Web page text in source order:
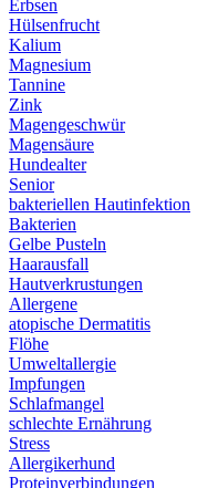
Erbsen
Hülsenfrucht
Kalium
Magnesium
Tannine
Zink
Magengeschwür
Magensäure
Hundealter
Senior
bakteriellen Hautinfektion
Bakterien
Gelbe Pusteln
Haarausfall
Hautverkrustungen
Allergene
atopische Dermatitis
Flöhe
Umweltallergie
Impfungen
Schlafmangel
schlechte Ernährung
Stress
Allergikerhund
Proteinverbindungen